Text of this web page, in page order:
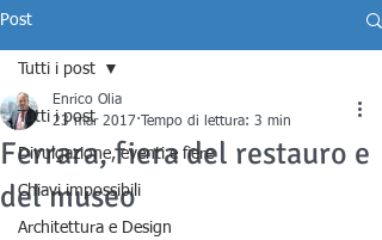
Post
Tutti i post
Divulgazione, eventi e fiere
Chiavi impossibili
Architettura e Design
Tutti i post
Ferrara, fiera del restauro e
del museo
Enrico Olia
23 mar 2017
Tempo di lettura: 3 min